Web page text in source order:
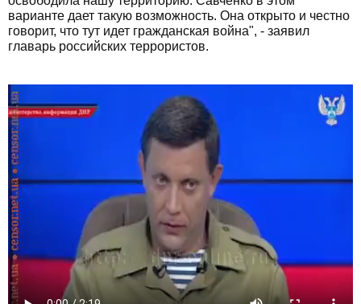
варианте дает такую возможность. Она открыто и честно
говорит, что тут идет гражданская война", - заявил
главарь российских террористов.